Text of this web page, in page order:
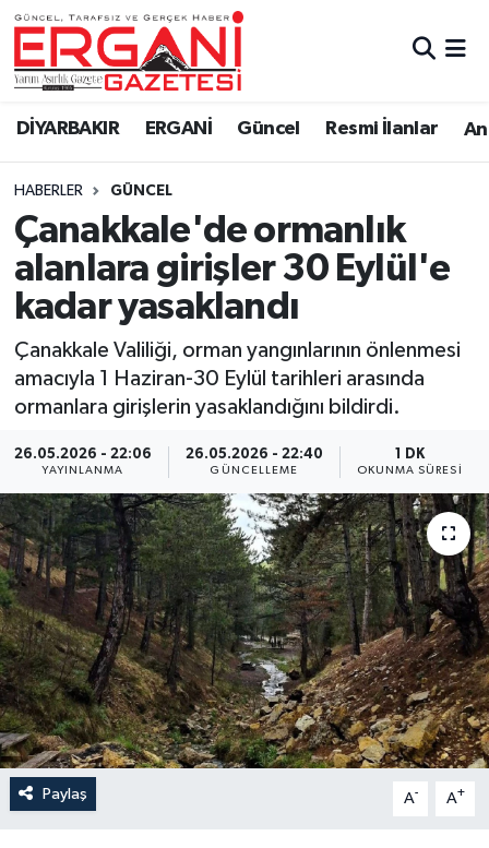
DİYARBAKIR ERGANİ Güncel Resmi İlanlar
HABERLER GÜNCEL
Çanakkale'de ormanlık
alanlara girişler 30 Eylül'e
kadar yasaklandı
Çanakkale Valiliği, orman yangınlarının önlenmesi
amacıyla 1 Haziran-30 Eylül tarihleri arasında
ormanlara girişlerin yasaklandığını bildirdi.
26.05.2026 - 22:06
YAYINLANMA
26.05.2026 - 22:40
GÜNCELLEME
1 DK
OKUNMA SÜRESI
Paylaş A- A+
DİYARBAKIR
BİSMİL
BAĞLAR
ERGANİ
Güncel
Eği̇ti̇m
Resmi İlanlar
Sağlık
Si̇yaset
Spor
Yaşam
Anali̇z
Bi̇li̇m & Teknoloji̇
Dünya
Eği̇ti̇m
Ergani Nöbetçi Eczaneler
Ergani Hava Durumu
Ergani Trafik Yoğunluk Haritası
Süper Lig Puan Durumu ve Fikstür
Tüm Manşetler
Son Dakika Haberleri
Haber Arşivi